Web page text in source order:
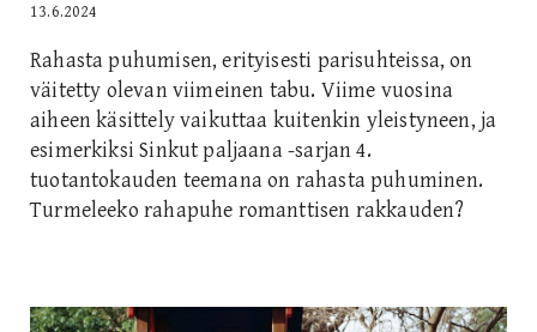
13.6.2024
Rahasta puhumisen, erityisesti parisuhteissa, on
väitetty olevan viimeinen tabu. Viime vuosina
aiheen käsittely vaikuttaa kuitenkin yleistyneen, ja
esimerkiksi Sinkut paljaana -sarjan 4.
tuotantokauden teemana on rahasta puhuminen.
Turmeleeko rahapuhe romanttisen rakkauden?